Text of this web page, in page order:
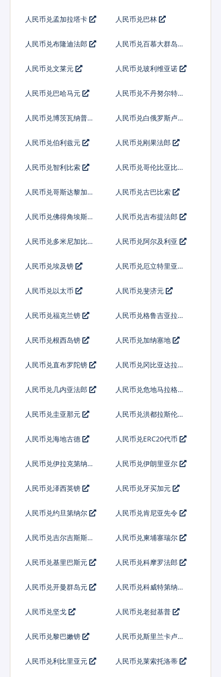
人民币兑孟加拉塔卡 人民币兑巴林
人民币兑布隆迪法郎 人民币兑百慕大群岛元
人民币兑文莱元 人民币兑玻利维亚诺
人民币兑巴哈马元
人民币兑不丹努尔特鲁
人民币兑博茨瓦纳普拉 人民币兑白俄罗斯卢布
人民币兑伯利兹元 人民币兑刚果法郎
人民币兑智利比索 人民币兑哥伦比亚比索
人民币兑哥斯达黎加科
人民币兑古巴比索
人民币兑佛得角埃斯库
人民币兑吉布提法郎
人民币兑多米尼加比索 人民币兑阿尔及利亚
人民币兑埃及镑
人民币兑厄立特里亚纳
人民币兑以太币 人民币兑斐济元
人民币兑福克兰镑 人民币兑格鲁吉亚拉里
人民币兑根西岛镑 人民币兑加纳塞地
人民币兑直布罗陀镑 人民币兑冈比亚达拉西
人民币兑几内亚法郎
人民币兑危地马拉格查
人民币兑圭亚那元
人民币兑洪都拉斯伦皮
人民币兑海地古德 人民币兑ERC20代币
人民币兑伊拉克第纳尔 人民币兑伊朗里亚尔
人民币兑泽西英镑 人民币兑牙买加元
人民币兑约旦第纳尔 人民币兑肯尼亚先令
人民币兑吉尔吉斯斯坦
人民币兑柬埔寨瑞尔
人民币兑基里巴斯元 人民币兑科摩罗法郎
人民币兑开曼群岛元 人民币兑科威特第纳尔
人民币兑坚戈 人民币兑老挝基普
人民币兑黎巴嫩镑 人民币兑斯里兰卡卢比
人民币兑利比里亚元 人民币兑莱索托洛蒂